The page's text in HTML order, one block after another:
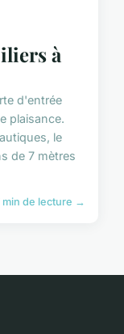
à
d'entrée
plaisance.
le
de 7 mètres
min de lecture →